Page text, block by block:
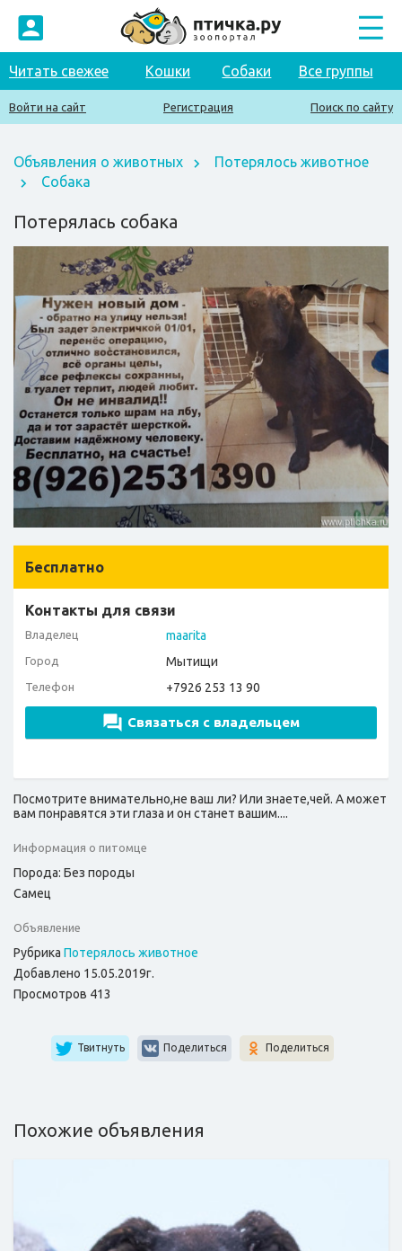
Читать свежее Кошки Собаки Все группы
Войти на сайт Регистрация Поиск по сайту
Объявления о животных
Потерялось животное
Собака
Потерялась собака
Бесплатно
Контакты для связи
Владелец maarita
Город Мытищи
Телефон +7926 253 13 90
Связаться с владельцем
Посмотрите внимательно,не ваш ли? Или знаете,чей. А может
вам понравятся эти глаза и он станет вашим....
Информация о питомце
Порода: Без породы
Самец
Объявление
Рубрика Потерялось животное
Добавлено 15.05.2019г.
Просмотров 413
Твитнуть Поделиться Поделиться
Похожие объявления